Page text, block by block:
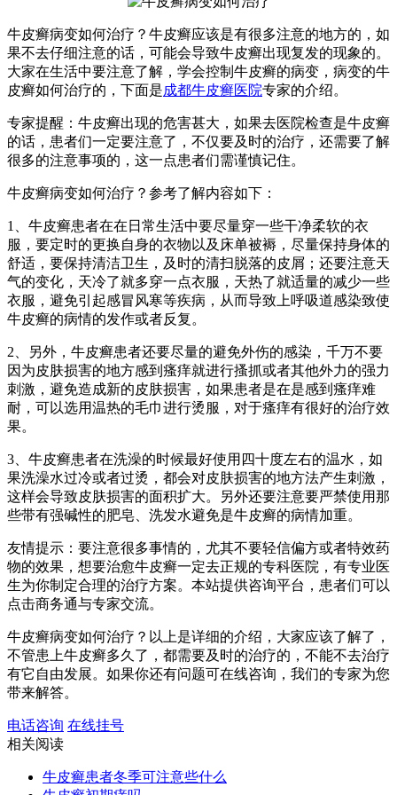
牛皮癣病变如何治疗？牛皮癣应该是有很多注意的地方的，如
果不去仔细注意的话，可能会导致牛皮癣出现复发的现象的。
大家在生活中要注意了解，学会控制牛皮癣的病变，病变的牛
皮癣如何治疗的，下面是成都牛皮癣医院专家的介绍。
专家提醒：牛皮癣出现的危害甚大，如果去医院检查是牛皮癣
的话，患者们一定要注意了，不仅要及时的治疗，还需要了解
很多的注意事项的，这一点患者们需谨慎记住。
牛皮癣病变如何治疗？参考了解内容如下：
1、牛皮癣患者在在日常生活中要尽量穿一些干净柔软的衣
服，要定时的更换自身的衣物以及床单被褥，尽量保持身体的
舒适，要保持清洁卫生，及时的清扫脱落的皮屑；还要注意天
气的变化，天冷了就多穿一点衣服，天热了就适量的减少一些
衣服，避免引起感冒风寒等疾病，从而导致上呼吸道感染致使
牛皮癣的病情的发作或者反复。
2、另外，牛皮癣患者还要尽量的避免外伤的感染，千万不要
因为皮肤损害的地方感到瘙痒就进行搔抓或者其他外力的强力
刺激，避免造成新的皮肤损害，如果患者是在是感到瘙痒难
耐，可以选用温热的毛巾进行烫服，对于瘙痒有很好的治疗效
果。
3、牛皮癣患者在洗澡的时候最好使用四十度左右的温水，如
果洗澡水过冷或者过烫，都会对皮肤损害的地方法产生刺激，
这样会导致皮肤损害的面积扩大。另外还要注意要严禁使用那
些带有强碱性的肥皂、洗发水避免是牛皮癣的病情加重。
友情提示：要注意很多事情的，尤其不要轻信偏方或者特效药
物的效果，想要治愈牛皮癣一定去正规的专科医院，有专业医
生为你制定合理的治疗方案。本站提供咨询平台，患者们可以
点击商务通与专家交流。
牛皮癣病变如何治疗？以上是详细的介绍，大家应该了解了，
不管患上牛皮癣多久了，都需要及时的治疗的，不能不去治疗
有它自由发展。如果你还有问题可在线咨询，我们的专家为您
带来解答。
电话咨询 在线挂号
相关阅读
牛皮癣患者冬季可注意些什么